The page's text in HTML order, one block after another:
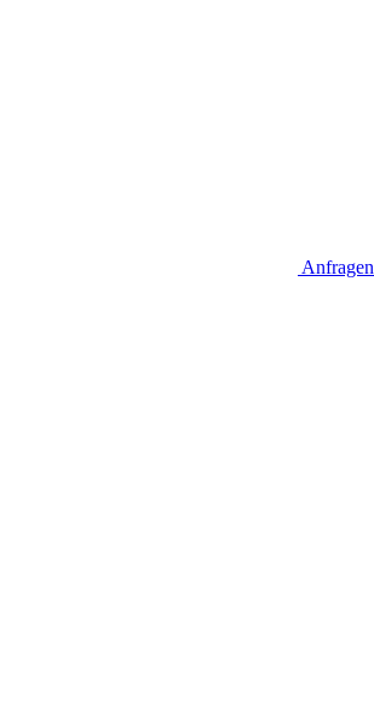
Anfragen